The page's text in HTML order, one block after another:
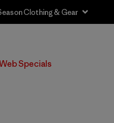
Clothing & Gear
Specials